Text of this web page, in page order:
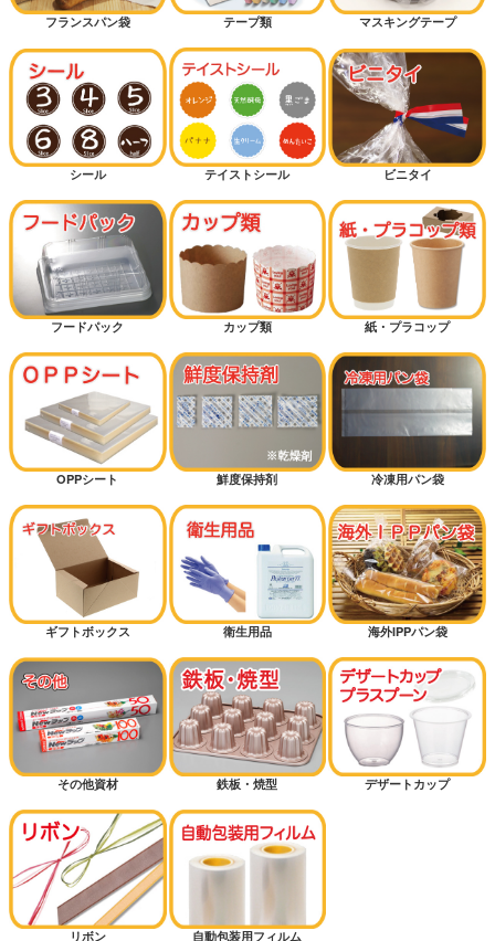
フランスパン袋 テープ類 マスキングテープ
シール テイストシール ビニタイ
フードパック カップ類 紙・プラコップ
OPPシート 鮮度保持剤 冷凍用パン袋
ギフトボックス 衛生用品 海外IPPパン袋
その他資材 鉄板・焼型 デザートカップ
リボン 自動包装用フィルム